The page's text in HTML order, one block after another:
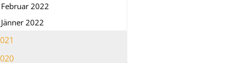
Februar 2022
Jänner 2022